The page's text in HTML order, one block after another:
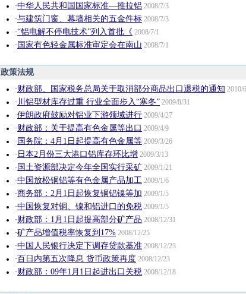
·中华人民共和国国家标准—推拉铝 2008/7/3
·与建筑门窗、幕墙相关的五金件标 2008/7/3
·“铝电解不停电技术”列入首批《 2008/7/1
· 国家有色轻金属标准审定会在南山 2008/7/1
政策法规
·财政部、国家税务总局关于取消部分商品出口退税的通知 2010/
· 川铝型材库存过重 行业全面步入“寒冬” 2009/8/31
·伊朗政府鼓励对铝业下游领域进行 2009/4/27
·财政部：关于提高有色金属等出口 2009/4/9
· 国务院：4月1日起提高有色金属等 2009/3/26
· 日本2月份三大港口铝库存环比增 2009/3/13
· 国土资源部决定今年全国实行采矿 2009/1/21
·中国放松铜铝等有色金属产品加工 2009/1/6
·商务部：2月1日起恢复铜铝镍等加 2009/1/5
·中国恢复对铜、镍和铝进口的免税 2009/1/5
·财政部：1月1日起提高部分矿产品 2008/12/31
·矿产品增值税率恢复到17% 2008/12/25
·中国人民银行决定下调存贷款基准 2008/12/23
·百日内第五次降息 货币政策再度 2008/12/23
·财政部：09年1月1日起进出口关税 2008/12/18